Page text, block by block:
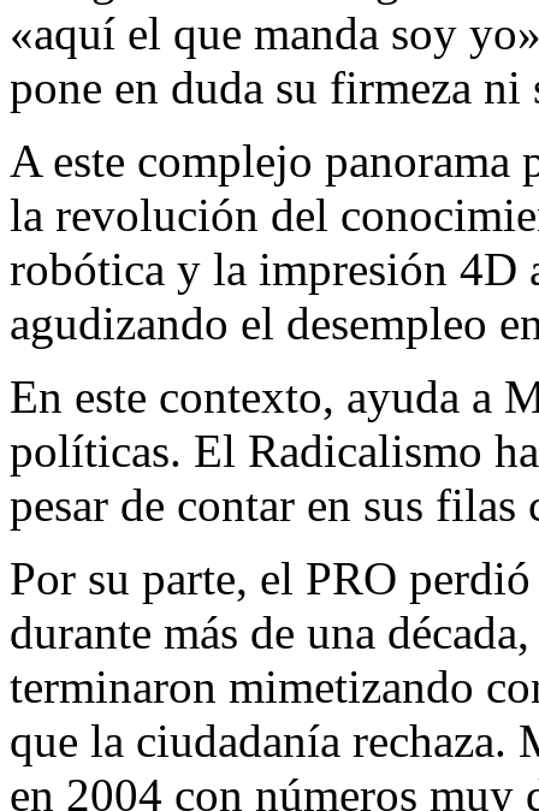
«aquí el que manda soy
pone en duda su firmeza ni
A este complejo panorama
la revolución del
robótica y la impresión 4D
agudizando el desempleo
En este contexto, ayuda a
políticas. El Radicalismo
pesar de contar en sus
Por su parte, el PRO
durante más de una
terminaron mimetizando
que la ciudadanía
en 2004 con números muy